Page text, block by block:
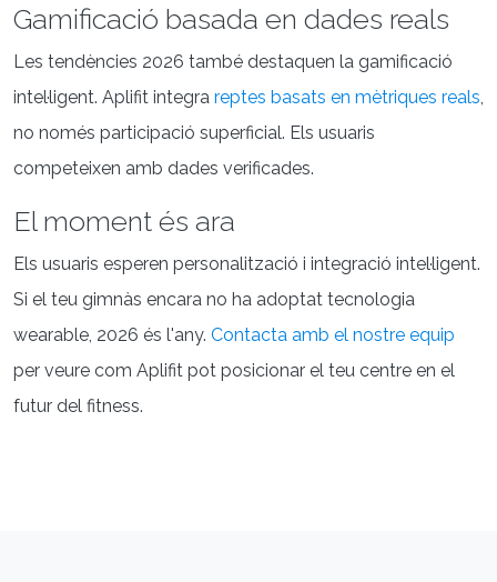
Gamificació basada en dades reals
Les tendències 2026 també destaquen la gamificació
intel·ligent. Aplifit integra reptes basats en mètriques reals
no només participació superficial. Els usuaris
competeixen amb dades verificades.
El moment és ara
Els usuaris esperen personalització i integració intel·ligent.
Si el teu gimnàs encara no ha adoptat tecnologia
wearable, 2026 és l'any. Contacta amb el nostre equip
per veure com Aplifit pot posicionar el teu centre en el
futur del fitness.